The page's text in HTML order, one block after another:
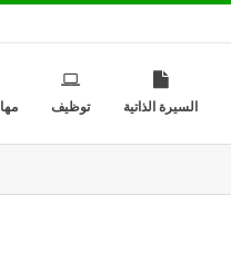
السيرة الذاتية توظيف